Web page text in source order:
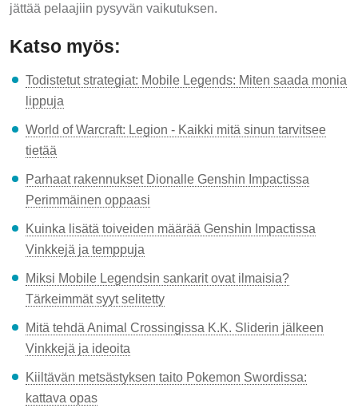
jättää pelaajiin pysyvän vaikutuksen.
Katso myös:
Todistetut strategiat: Mobile Legends: Miten saada monia
lippuja
World of Warcraft: Legion - Kaikki mitä sinun tarvitsee
tietää
Parhaat rakennukset Dionalle Genshin Impactissa
Perimmäinen oppaasi
Kuinka lisätä toiveiden määrää Genshin Impactissa
Vinkkejä ja temppuja
Miksi Mobile Legendsin sankarit ovat ilmaisia?
Tärkeimmät syyt selitetty
Mitä tehdä Animal Crossingissa K.K. Sliderin jälkeen
Vinkkejä ja ideoita
Kiiltävän metsästyksen taito Pokemon Swordissa:
kattava opas